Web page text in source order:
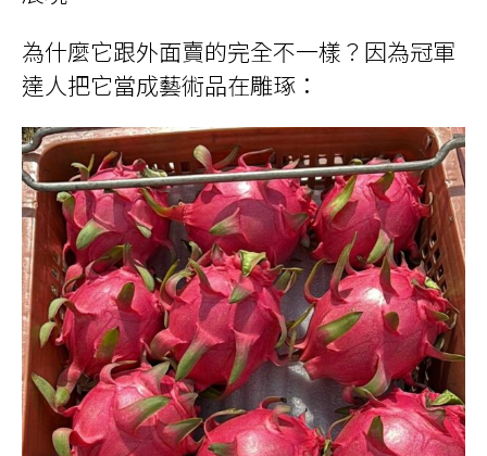
為什麼它跟外面賣的完全不一樣？因為冠軍
達人把它當成藝術品在雕琢：